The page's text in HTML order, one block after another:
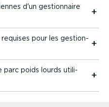
d'un gestion­naire
pour les gestion­
parc poids lourds utili­